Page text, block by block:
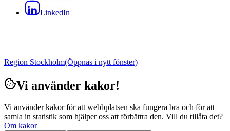
LinkedIn
Region Stockholm(Öppnas i nytt fönster)
Vi använder kakor!
Vi använder kakor för att webbplatsen ska fungera bra och för att
samla in statistik som hjälper oss att förbättra den. Vill du tillåta det?
Om kakor